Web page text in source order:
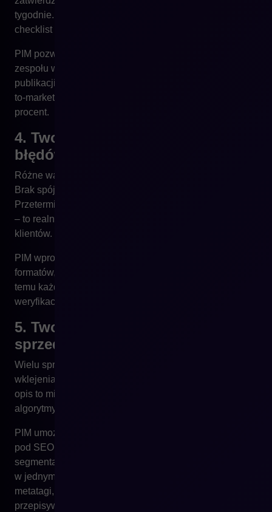
tygodnie. Każdy etap zależy od ręcznych ustaleń,
checklist w arkuszach i maili „czy ten opis już gotowy?”.
PIM pozwala zautomatyzować workflow: każdy członek
zespołu wie, co ma uzupełnić, a system nie dopuści do
publikacji niekompletnej karty produktowej. Czas „time-
to-market” skraca się radykalnie – często o kilkadziesiąt
procent.
4. Twoje dane są niespójne i pełne
błędów
Różne wartości techniczne w zależności od kanału.
Brak spójnych nazw. Pomylone zdjęcia.
Przeterminowane treści promocyjne. To nie tylko chaos
– to realny koszt: zwroty, reklamacje, utrata zaufania
klientów.
PIM wprowadza reguły jakości danych: walidację
formatów, listy kontrolne, automatyczne alerty. Dzięki
temu każdy produkt może przejść przez proces
weryfikacji – zanim trafi na stronę.
5. Twoje opisy nie wspierają SEO,
sprzedaży ani UX
Wielu sprzedawców nadal traktuje opisy jako „coś do
wklejenia” – a nie jako strategiczny zasób. Tymczasem
opis to miejsce, gdzie klienci szukają odpowiedzi, a
algorytmy – kontekstu.
PIM umożliwia tworzenie opisów zoptymalizowanych
pod SEO, łatwe zarządzanie wersjami językowymi i
segmentację treści pod różne grupy odbiorców. Możesz
w jednym miejscu obsłużyć różne długości opisów,
metatagi, atrybuty i nagłówki – bez potrzeby ręcznego
przepisywania danych.